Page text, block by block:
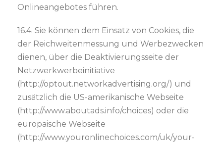
Onlineangebotes führen.
16.4. Sie können dem Einsatz von Cookies, die
der Reichweitenmessung und Werbezwecken
dienen, über die Deaktivierungsseite der
Netzwerkwerbeinitiative
(http://optout.networkadvertising.org/) und
zusätzlich die US-amerikanische Webseite
(http://www.aboutads.info/choices) oder die
europäische Webseite
(http://www.youronlinechoices.com/uk/your-